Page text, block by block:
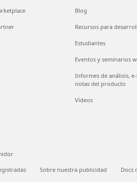
Blog
Recursos para
Estudiantes
Eventos y seminarios
Informes de análisis,
notas del producto
Vídeos
Sobre nuestra publicidad Docs